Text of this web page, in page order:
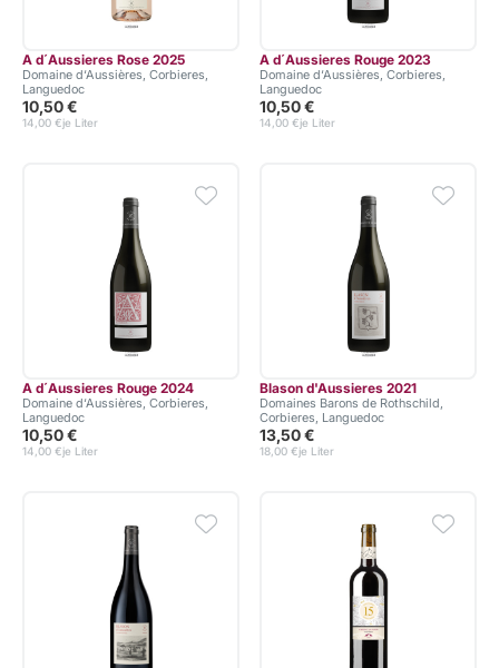
A d´Aussieres Rose 2025
Domaine d‘Aussières, Corbieres,
Languedoc
10,50 €
je Liter
14,00 €
A d´Aussieres Rouge 2023
Domaine d‘Aussières, Corbieres,
Languedoc
10,50 €
je Liter
14,00 €
A d´Aussieres Rouge 2024
Domaine d‘Aussières, Corbieres,
Languedoc
10,50 €
je Liter
14,00 €
Blason d'Aussieres 2021
Domaines Barons de Rothschild,
Corbieres, Languedoc
13,50 €
je Liter
18,00 €